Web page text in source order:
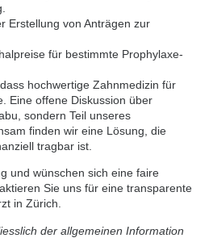
Erstellung von Anträgen zur
für bestimmte Prophylaxe-
hochwertige Zahnmedizin für
Eine offene Diskussion über
sondern Teil unseres
finden wir eine Lösung, die
tragbar ist.
und wünschen sich eine faire
Sie uns für eine transparente
in Zürich
der allgemeinen Information